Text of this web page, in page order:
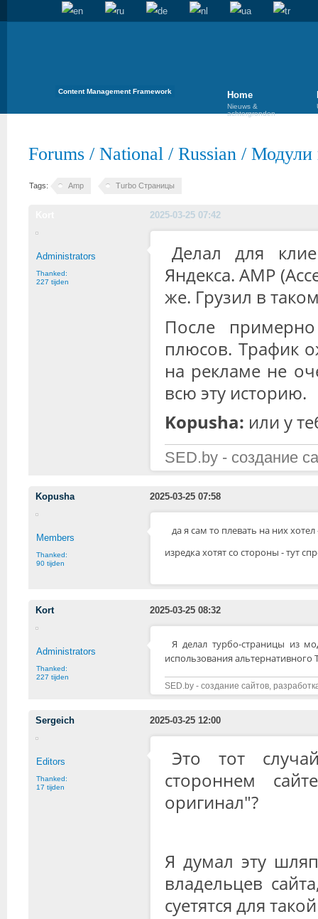
Content Management Framework Home
Nieuws &
achtergronden
Forums / National / Russian / Модули
Tags: Amp Turbo Страницы
2025-03-25 07:42
Administrators
Thanked:
227 tijden
Делал для
Яндекса. AMP
же. Грузил в
После
плюсов. Трафик
на рекламе не
всю эту историю.
Kopusha: или у
SED.by - создание
Kopusha 2025-03-25 07:58
Members
Thanked:
90 tijden
да я сам то плевать на них
изредка хотят со стороны - тут
Kort 2025-03-25 08:32
Administrators
Thanked:
227 tijden
Я делал турбо-страницы из
использования альтернативного
SED.by - создание сайтов,
Sergeich 2025-03-25 12:00
Editors
Thanked:
17 tijden
Это тот
стороннем
оригинал"?
Я думал эту
владельцев
суетятся для